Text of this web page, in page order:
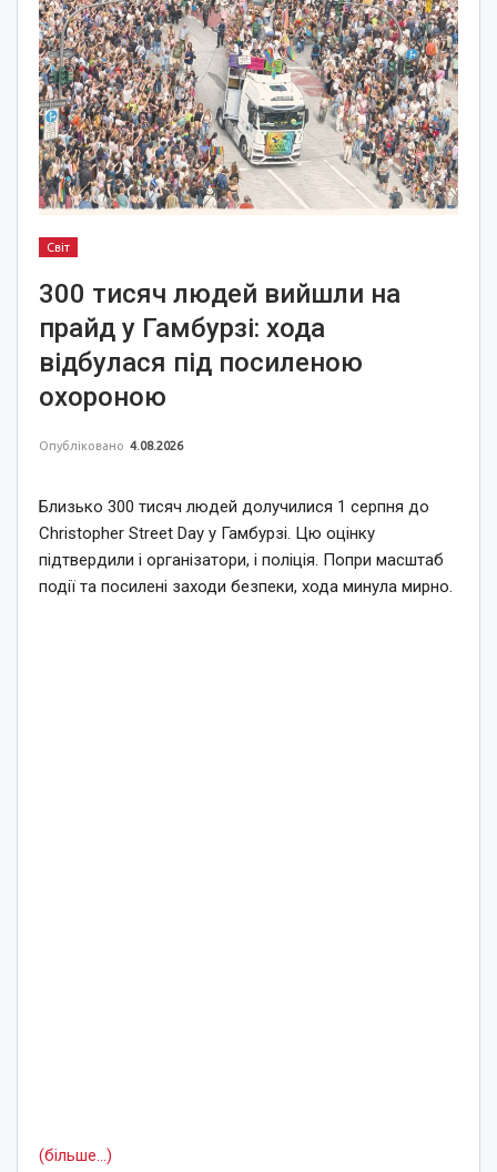
Світ
300 тисяч людей вийшли на
прайд у Гамбурзі: хода
відбулася під посиленою
охороною
Опубліковано 4.08.2026
Близько 300 тисяч людей долучилися 1 серпня до
Christopher Street Day у Гамбурзі. Цю оцінку
підтвердили і організатори, і поліція. Попри масштаб
події та посилені заходи безпеки, хода минула мирно.
(більше…)